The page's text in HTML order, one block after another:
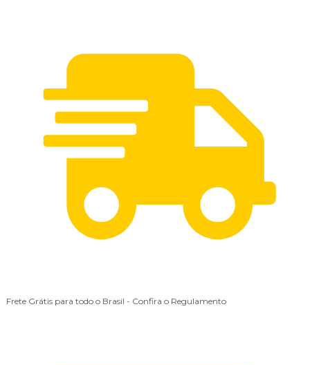
Frete Grátis para todo o Brasil - Confira o Regulamento